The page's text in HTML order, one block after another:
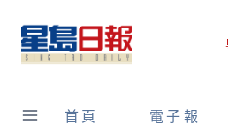
content
首頁 電子報